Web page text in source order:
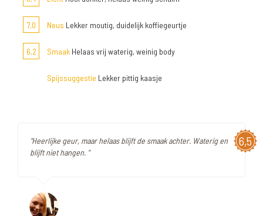
7,0 Neus Lekker moutig, duidelijk koffiegeurtje
6,2 Smaak Helaas vrij waterig, weinig body
Spijssuggestie Lekker pittig kaasje
6,5
"Heerlijke geur, maar helaas blijft de smaak achter. Waterig en
blijft niet hangen. "